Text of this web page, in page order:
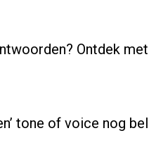
Ontdek
tone of voice nog